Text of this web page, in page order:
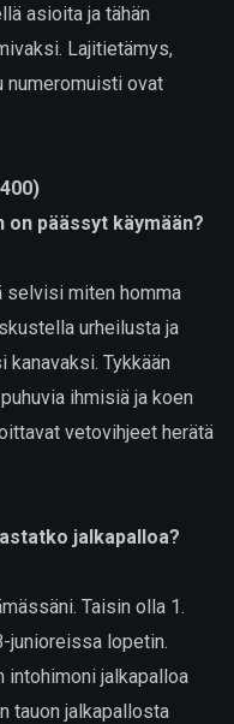
asioita ja tähän
Lajitietämys,
numeromuisti ovat
on päässyt käymään?
selvisi miten homma
urheilusta ja
Tykkään
ihmisiä ja koen
vetovihjeet herätä
jalkapalloa?
Taisin olla 1.
junioreissa lopetin.
intohimoni jalkapalloa
tauon jalkapallosta